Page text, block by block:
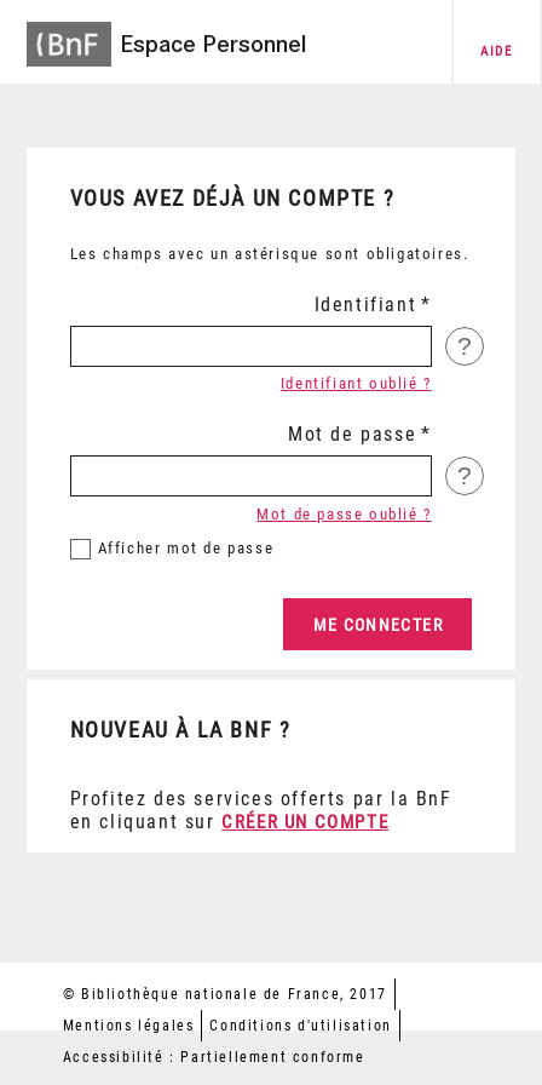
Espace Personnel AIDE
VOUS AVEZ DÉJÀ UN COMPTE ?
Les champs avec un astérisque sont obligatoires.
Identifiant
?
Identifiant oublié ?
Mot de passe
?
Afficher mot de passe
Mot de passe oublié ?
NOUVEAU À LA BNF ?
Profitez des services offerts par la BnF
en cliquant sur CRÉER UN COMPTE
© Bibliothèque nationale de France, 2017
Mentions légales
Conditions d'utilisation
Accessibilité : Partiellement conforme